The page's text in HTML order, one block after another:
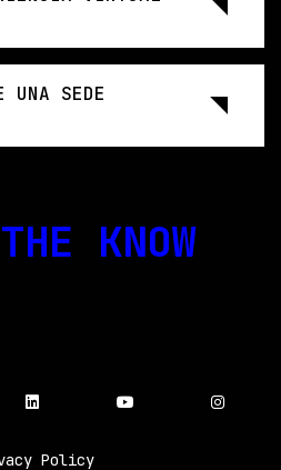
UNA SEDE
KNOW
Policy